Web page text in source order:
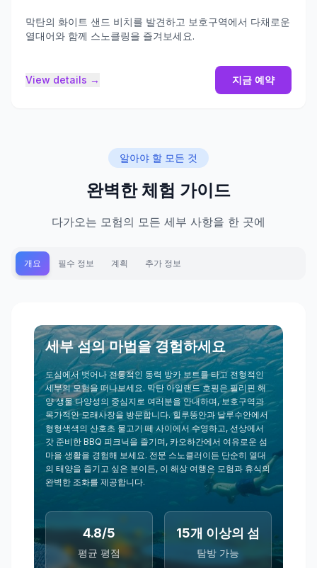
막탄의 화이트 샌드 비치를 발견하고 보호구역에서 다채로운
열대어와 함께 스노클링을 즐겨보세요.
View details → 지금 예약
알아야 할 모든 것
완벽한 체험 가이드
다가오는 모험의 모든 세부 사항을 한 곳에
개요 필수 정보 계획 추가 정보
세부 섬의 마법을 경험하세요
도심에서 벗어나 전통적인 동력 방카 보트를 타고 전형적인
세부의 모험을 떠나보세요. 막탄 아일랜드 호핑은 필리핀 해
양 생물 다양성의 중심지로 여러분을 안내하며, 보호구역과
목가적인 모래사장을 방문합니다. 힐루뚱안과 날루수안에서
형형색색의 산호초 물고기 떼 사이에서 수영하고, 선상에서
갓 준비한 BBQ 피크닉을 즐기며, 카오하간에서 여유로운 섬
마을 생활을 경험해 보세요. 전문 스노클러이든 단순히 열대
의 태양을 즐기고 싶은 분이든, 이 해상 여행은 모험과 휴식의
완벽한 조화를 제공합니다.
4.8/5
평균 평점
15개 이상의 섬
탐방 가능